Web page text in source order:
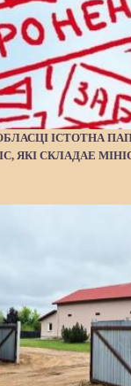
ІСТОТНА
ЯКІ СКЛАДАЕ